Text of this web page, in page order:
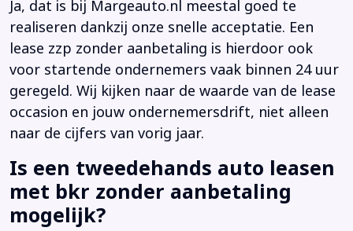
Ja, dat is bij Margeauto.nl meestal goed te
realiseren dankzij onze snelle acceptatie. Een
lease zzp zonder aanbetaling is hierdoor ook
voor startende ondernemers vaak binnen 24 uur
geregeld. Wij kijken naar de waarde van de lease
occasion en jouw ondernemersdrift, niet alleen
naar de cijfers van vorig jaar.
Is een tweedehands auto leasen
met bkr zonder aanbetaling
mogelijk?